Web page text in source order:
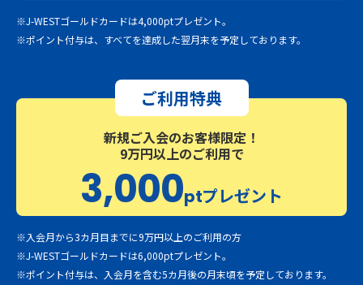
※J-WESTゴールドカードは4,000ptプレゼント。
※ポイント付与は、すべてを達成した翌月末を予定しております。
ご利用特典
新規ご入会のお客様限定！
9万円以上のご利用で
3,000ptプレゼント
※入会月から3カ月目までに9万円以上のご利用の方
※J-WESTゴールドカードは6,000ptプレゼント。
※ポイント付与は、入会月を含む5カ月後の月末頃を予定しております。